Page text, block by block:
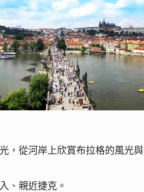
從河岸上欣賞布拉格的風光
、親近捷克。